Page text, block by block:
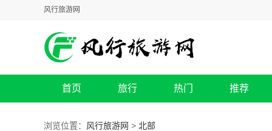
风行旅游网
首页 旅行 热门 推荐
浏览位置： 风行旅游网 > 北部